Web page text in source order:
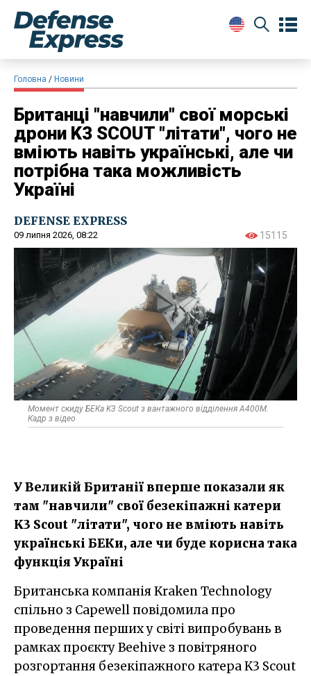
Головна Новини
Британці "навчили" свої морські
дрони K3 SCOUT "літати", чого не
вміють навіть українські, але чи
потрібна така можливість
Україні
DEFENSE EXPRESS
09 липня 2026, 08:22 15115
Момент скиду БЕКа K3 Scout з вантажного відділення A400M.
Кадр з відео
У Великій Британії вперше показали як
там "навчили" свої безекіпажні катери
K3 Scout "літати", чого не вміють навіть
українські БЕКи, але чи буде корисна така
функція Україні
Британська компанія Kraken Technology
спільно з Capewell повідомила про
проведення перших у світі випробувань в
рамках проєкту Beehive з повітряного
розгортання безекіпажного катера K3 Scout